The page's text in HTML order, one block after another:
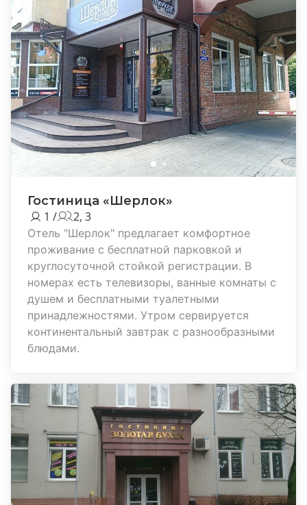
Гостиница «Шерлок»
1 /
2, 3
Отель "Шерлок" предлагает комфортное
проживание с бесплатной парковкой и
круглосуточной стойкой регистрации. В
номерах есть телевизоры, ванные комнаты с
душем и бесплатными туалетными
принадлежностями. Утром сервируется
континентальный завтрак с разнообразными
блюдами.